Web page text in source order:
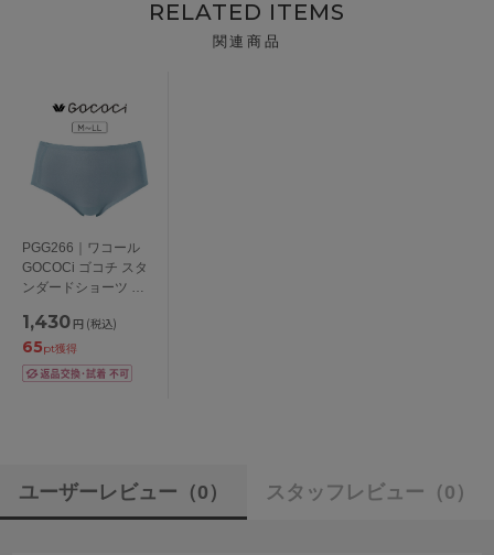
RELATED ITEMS
関連商品
PGG266｜ワコール
GOCOCi ゴコチ スタ
ンダードショーツ は
M/L/LL
1,430 円 (税込)
65pt獲得
ユーザーレビュー （0） スタッフレビュー （0）